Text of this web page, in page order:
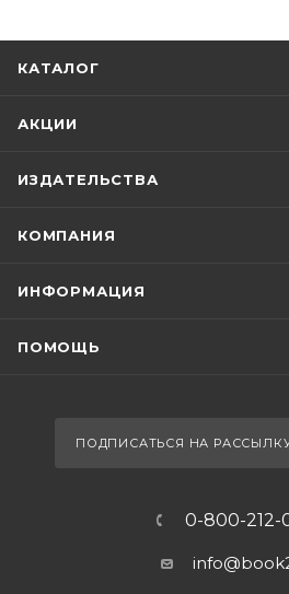
КАТАЛОГ
АКЦИИ
ИЗДАТЕЛЬСТВА
КОМПАНИЯ
ИНФОРМАЦИЯ
ПОМОЩЬ
ПОДПИСАТЬСЯ НА
0-800-212-